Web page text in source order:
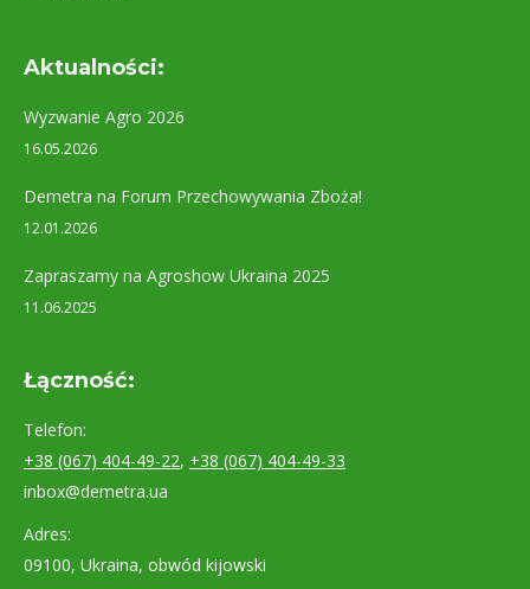
Aktualności:
Wyzwanie Agro 2026
16.05.2026
Demetra na Forum Przechowywania Zboża!
12.01.2026
Zapraszamy na Agroshow Ukraina 2025
11.06.2025
Łączność:
Telefon:
+38 (067) 404-49-22, +38 (067) 404-49-33
inbox@demetra.ua
Adres:
09100, Ukraina, obwód kijowski